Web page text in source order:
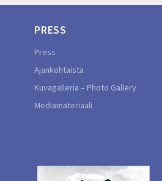
PRESS
Press
Ajankohtaista
Kuvagalleria – Photo Gallery
Mediamateriaali